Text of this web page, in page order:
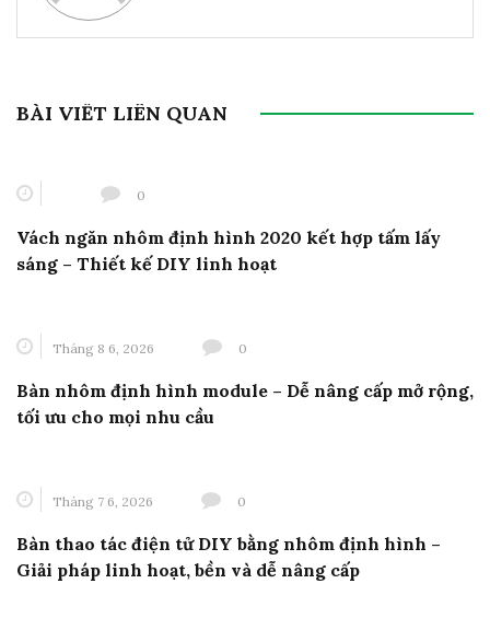
BÀI VIẾT LIÊN QUAN
0
Vách ngăn nhôm định hình 2020 kết hợp tấm lấy
sáng – Thiết kế DIY linh hoạt
Tháng 8 6, 2026 0
Bàn nhôm định hình module – Dễ nâng cấp mở rộng,
tối ưu cho mọi nhu cầu
Tháng 7 6, 2026 0
Bàn thao tác điện tử DIY bằng nhôm định hình –
Giải pháp linh hoạt, bền và dễ nâng cấp